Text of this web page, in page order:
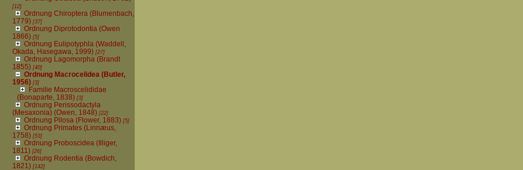
[12]
Ordnung Chiroptera (Blumenbach,
1779)[37]
Ordnung Diprotodontia (Owen
1866)[5]
Ordnung Eulipotyphla (Waddell,
Okada, Hasegawa, 1999)[27]
Ordnung Lagomorpha (Brandt
1855)[40]
Ordnung Macrocelidea (Butler,
1956) [3]
Familie Macroscelididae
(Bonaparte, 1838)[3]
Ordnung Perissodactyla
(Mesaxonia) (Owen, 1848)[22]
Ordnung Pilosa (Flower, 1883)[5]
Ordnung Primates (Linnæus,
1758)[53]
Ordnung Proboscidea (Illiger,
1811)[26]
Ordnung Rodentia (Bowdich,
1821)[142]